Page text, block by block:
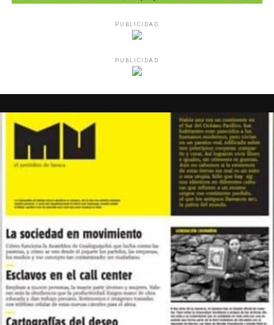
PUBLICIDAD
PUBLICIDAD